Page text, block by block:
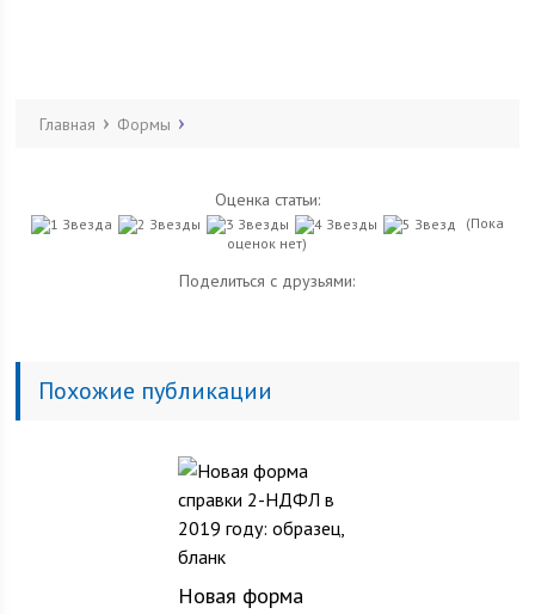
Главная Формы
Оценка статьи:
(Пока
оценок нет)
Поделиться с друзьями:
Похожие публикации
Новая форма